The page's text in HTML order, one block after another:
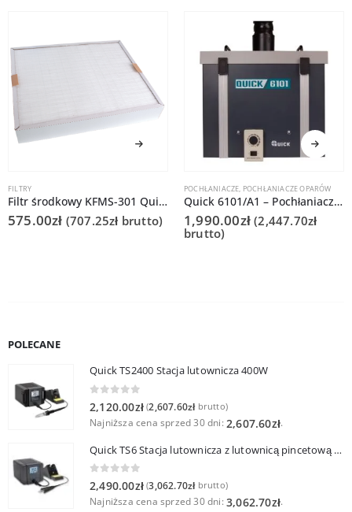
FILTRY
Filtr środkowy KFMS-301 Quick 6301
575.00zł (707.25zł brutto)
POCHŁANIACZE, POCHŁANIACZE OPARÓW
Quick 6101/A1 – Pochłaniacz oparów lutowniczych
1,990.00zł (2,447.70zł
brutto)
POLECANE
Quick TS2400 Stacja lutownicza 400W
2,120.00zł (2,607.60złbrutto)
Najniższa cena sprzed 30 dni: 2,607.60zł.
Quick TS6 Stacja lutownicza z lutownicą pincetową 60W
0 out of 5
2,490.00zł (3,062.70złbrutto)
Najniższa cena sprzed 30 dni: 3,062.70zł.